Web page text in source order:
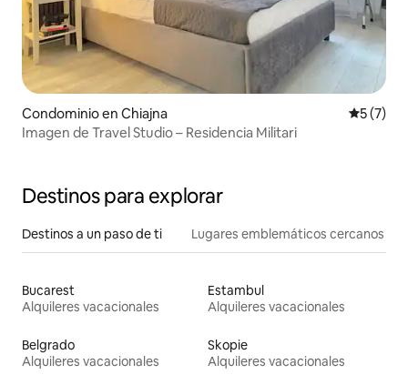
Condominio en Chiajna
5 (7)
Imagen de Travel Studio – Residencia Militari
Destinos para explorar
Destinos a un paso de ti Lugares emblemáticos cercanos
Bucarest
Alquileres vacacionales
Estambul
Alquileres vacacionales
Belgrado
Alquileres vacacionales
Skopie
Alquileres vacacionales